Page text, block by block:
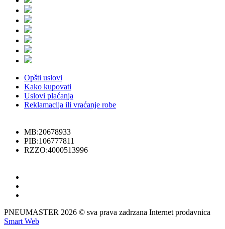
Opšti uslovi
Kako kupovati
Uslovi plaćanja
Reklamacija ili vraćanje robe
MB:20678933
PIB:106777811
RZZO:4000513996
PNEUMASTER 2026 © sva prava zadrzana Internet prodavnica
Smart Web